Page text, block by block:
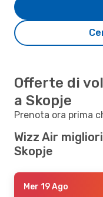
Offerte di
a Skopje
Prenota ora prima
Wizz Air
Skopje
Mer 19 Ago